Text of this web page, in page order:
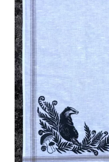
JAGDSCHMUCK
TEXTILIEN
VESPERBRETT
GUTSCHEIN